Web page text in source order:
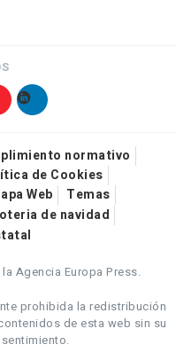
normativo
de Cookies
Web
Temas
de navidad
Agencia Europa Press.
prohibida la redistribución
de esta web sin su